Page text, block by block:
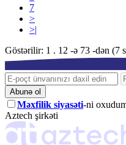
7
>
>|
Göstərilir: 1 . 12 -ə 73 -dən (7
Abunə ol
Məxfilik siyasəti-ni
Aztech şirkəti